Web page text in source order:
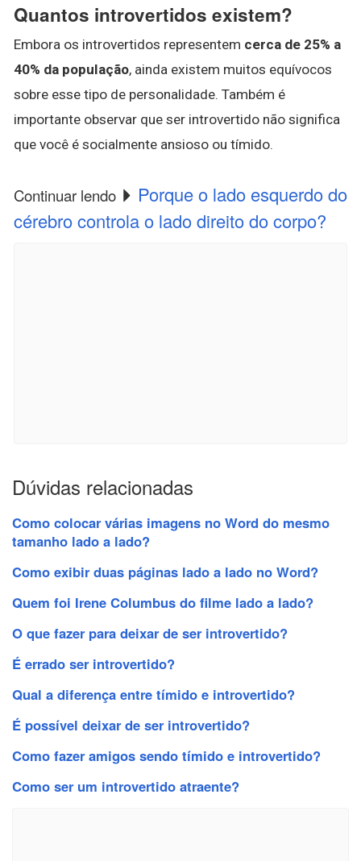
Quantos introvertidos existem?
Embora os introvertidos representem cerca de 25% a
40% da população, ainda existem muitos equívocos
sobre esse tipo de personalidade. Também é
importante observar que ser introvertido não significa
que você é socialmente ansioso ou tímido.
Continuar lendo
Porque o lado esquerdo do
cérebro controla o lado direito do corpo?
Dúvidas relacionadas
Como colocar várias imagens no Word do mesmo
tamanho lado a lado?
Como exibir duas páginas lado a lado no Word?
Quem foi Irene Columbus do filme lado a lado?
O que fazer para deixar de ser introvertido?
É errado ser introvertido?
Qual a diferença entre tímido e introvertido?
É possível deixar de ser introvertido?
Como fazer amigos sendo tímido e introvertido?
Como ser um introvertido atraente?